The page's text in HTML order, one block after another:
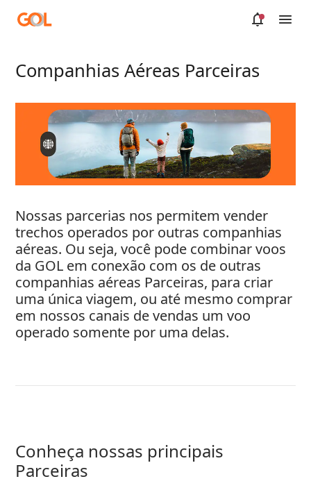
Pular para o Conteúdo principal
Companhias Aéreas Parceiras
Nossas parcerias nos permitem vender
trechos operados por outras companhias
aéreas. Ou seja, você pode combinar voos
da GOL em conexão com os de outras
companhias aéreas Parceiras, para criar
uma única viagem, ou até mesmo comprar
em nossos canais de vendas um voo
operado somente por uma delas.
Conheça nossas principais
Parceiras